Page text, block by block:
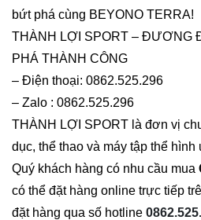
bứt phá cùng BEYONO TERRA!
THÀNH LỢI SPORT – ĐƯƠNG
PHÁ THÀNH CÔNG
– Điện thoại: 0862.525.296
– Zalo : 0862.525.296
THÀNH LỢI SPORT là đơn vị
dục, thể thao và máy tập thể hình
Quý khách hàng có nhu cầu mua
có thể đặt hàng online trực tiếp
đặt hàng qua số hotline